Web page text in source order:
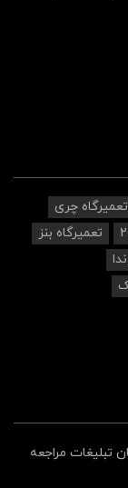
تعمیرگاه چری
تعمیرگاه بنز
تبلیغات مراجعه